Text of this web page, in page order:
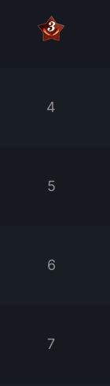
4
5
6
7